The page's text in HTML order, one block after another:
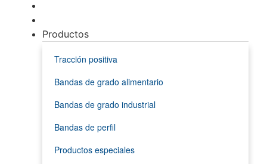
Productos
Tracción positiva
Bandas de grado alimentario
Bandas de grado industrial
Bandas de perfil
Productos especiales